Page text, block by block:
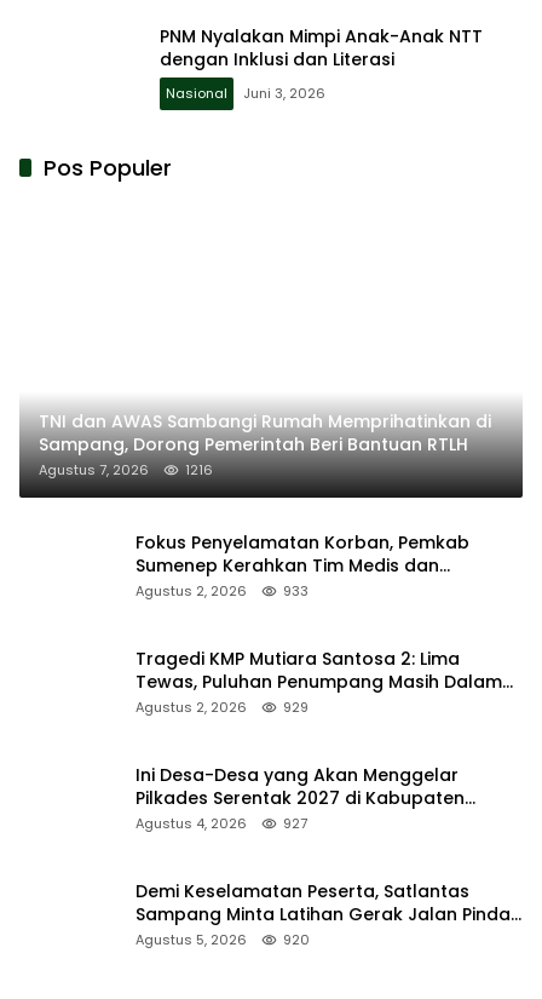
PNM Nyalakan Mimpi Anak-Anak NTT
dengan Inklusi dan Literasi
Nasional Juni 3, 2026
Pos Populer
TNI dan AWAS Sambangi Rumah Memprihatinkan di
Sampang, Dorong Pemerintah Beri Bantuan RTLH
Agustus 7, 2026 1216
Fokus Penyelamatan Korban, Pemkab
Sumenep Kerahkan Tim Medis dan
Ambulans ke Pelabuhan Kalianget
Agustus 2, 2026 933
Tragedi KMP Mutiara Santosa 2: Lima
Tewas, Puluhan Penumpang Masih Dalam
Pencarian
Agustus 2, 2026 929
Ini Desa-Desa yang Akan Menggelar
Pilkades Serentak 2027 di Kabupaten
Sumenep
Agustus 4, 2026 927
Demi Keselamatan Peserta, Satlantas
Sampang Minta Latihan Gerak Jalan Pindah
ke Lokasi Aman
Agustus 5, 2026 920